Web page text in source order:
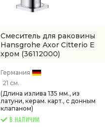
Смеситель для раковины
Hansgrohe Axor Citterio E
хром (36112000)
Германия
21 см.
(Длина излива 135 мм., из
латуни, керам. карт., с донным
клапаном)
В НАЛИЧИИ